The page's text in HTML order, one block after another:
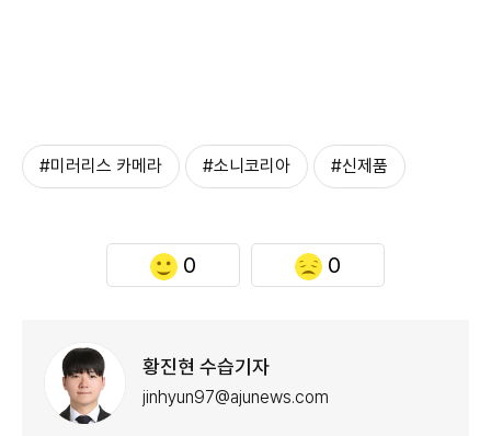
#미러리스 카메라 #소니코리아 #신제품
0 0
황진현 수습기자
jinhyun97@ajunews.com